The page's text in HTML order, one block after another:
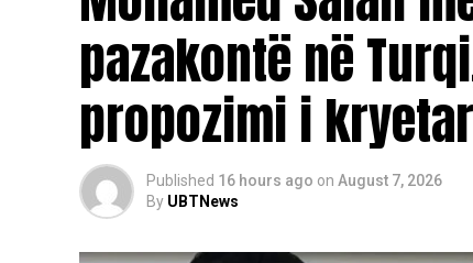
pazakontë në
propozimi i
Published 16 hours ago on August 7, 2026
By UBTNews